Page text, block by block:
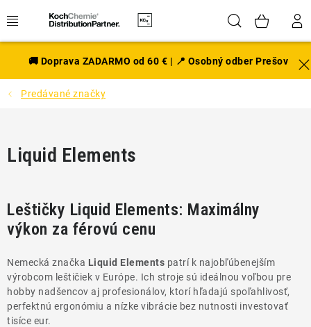
na
Hľadať
EXTERIÉR
DISKY A PNEU
PRÍSLUŠENSTVO
VÔNE DO AUTA
VÝHODNÉ SADY
NOVINKY V SORTIMENTE
THE FINISHER
🚚 Doprava ZADARMO od 60 € | 📍 Osobný odber Prešov
Predávané značky
Liquid Elements
Leštičky Liquid Elements: Maximálny
výkon za férovú cenu
Nemecká značka Liquid Elements patrí k najobľúbenejším
výrobcom leštičiek v Európe. Ich stroje sú ideálnou voľbou pre
hobby nadšencov aj profesionálov, ktorí hľadajú spoľahlivosť,
perfektnú ergonómiu a nízke vibrácie bez nutnosti investovať
tisíce eur.